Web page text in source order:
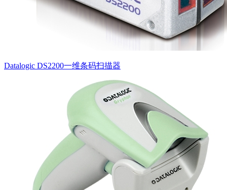
Datalogic DS2200一维条码扫描器